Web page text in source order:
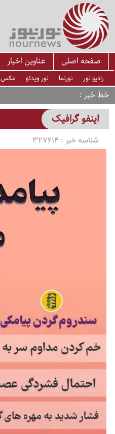
صفحه اصلی عناوین اخبار
رادیو نور نورنما نور ویدئو عکس
خط خبر
اینفو گرافیک
شناسه خبر :327614